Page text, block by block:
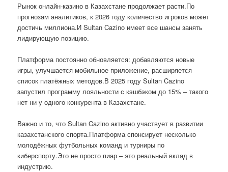
Рынок онлайн-казино в Казахстане продолжает расти.По
прогнозам аналитиков, к 2026 году количество игроков может
достичь миллиона.И Sultan Cazino имеет все шансы занять
лидирующую позицию.
Платформа постоянно обновляется: добавляются новые
игры, улучшается мобильное приложение, расширяется
список платёжных методов.В 2025 году Sultan Cazino
запустил программу лояльности с кэшбэком до 15% – такого
нет ни у одного конкурента в Казахстане.
Важно и то, что Sultan Cazino активно участвует в развитии
казахстанского спорта.Платформа спонсирует несколько
молодёжных футбольных команд и турниры по
киберспорту.Это не просто пиар – это реальный вклад в
индустрию.